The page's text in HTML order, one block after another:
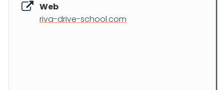
Web
riva-drive-school.com